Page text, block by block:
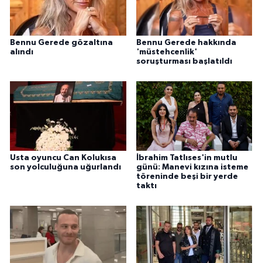
Bennu Gerede gözaltına
alındı
Bennu Gerede hakkında
'müstehcenlik'
soruşturması başlatıldı
Usta oyuncu Can Kolukısa
son yolculuğuna uğurlandı
İbrahim Tatlıses'in mutlu
günü: Manevi kızına isteme
töreninde beşi bir yerde
taktı